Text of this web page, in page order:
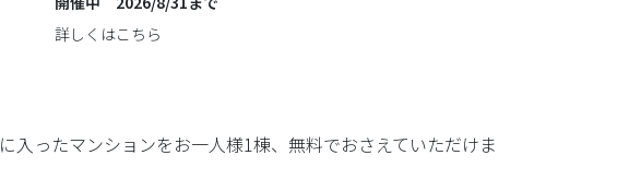
詳しくはこちら
ったマンションをお一人様1棟、無料でおさえていただけま